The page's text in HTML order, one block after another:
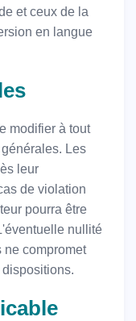
et ceux de la
en langue
modifier à tout
Les
leur
de violation
pourra être
nullité
compromet